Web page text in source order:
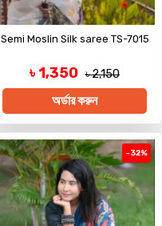
Semi Moslin Silk saree TS-7015
৳ 1,350 ৳ 2,150
অর্ডার করুন
-32%